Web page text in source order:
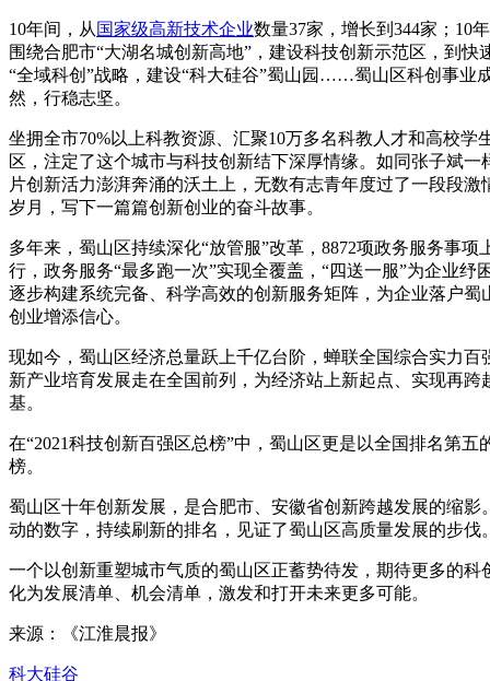
10年间，从 国家级高新技术企业数量37家，增长到344家；10
围绕合肥市“大湖名城创新高地”，建设科技创新示范区，到快
“全域科创”战略，建设“科大硅谷”蜀山园……蜀山区科创事业
然，行稳志坚。
坐拥全市70%以上科教资源、汇聚10万多名科教人才和高校学
区，注定了这个城市与科技创新结下深厚情缘。如同张子斌一
片创新活力澎湃奔涌的沃土上，无数有志青年度过了一段段激
岁月，写下一篇篇创新创业的奋斗故事。
多年来，蜀山区持续深化“放管服”改革，8872项政务服务事项
行，政务服务“最多跑一次”实现全覆盖，“四送一服”为企业纾
逐步构建系统完备、科学高效的创新服务矩阵，为企业落户蜀
创业增添信心。
现如今，蜀山区经济总量跃上千亿台阶，蝉联全国综合实力百
新产业培育发展走在全国前列，为经济站上新起点、实现再跨
基。
在“2021科技创新百强区总榜”中，蜀山区更是以全国排名第五
榜。
蜀山区十年创新发展，是合肥市、安徽省创新跨越发展的缩影
动的数字，持续刷新的排名，见证了蜀山区高质量发展的步伐
一个以创新重塑城市气质的蜀山区正蓄势待发，期待更多的科
化为发展清单、机会清单，激发和打开未来更多可能。
来源：《江淮晨报》
科大硅谷